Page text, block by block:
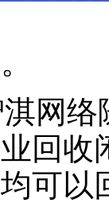
网
回收
可以